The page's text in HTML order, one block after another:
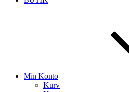
Min Konto
Kurv